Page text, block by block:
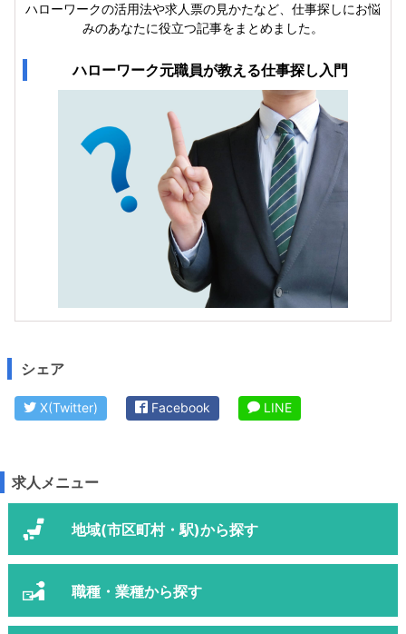
ハローワークの活用法や求人票の見かたなど、仕事探しにお悩
みのあなたに役立つ記事をまとめました。
ハローワーク元職員が教える仕事探し入門
シェア
X(Twitter) Facebook LINE
求人メニュー
地域(市区町村・駅)から探す
職種・業種から探す